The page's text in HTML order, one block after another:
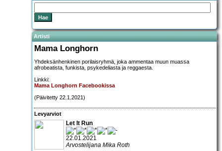
Artisti
Mama Longhorn
Yhdeksänhenkinen porilaisryhmä, joka ammentaa muun muassa
afrobeatista, funkista, psykedeliasta ja reggaesta.
Linkki:
Mama Longhorn Facebookissa
(Päivitetty 22.1.2021)
Levyarviot
Let It Run
22.01.2021
Arvostelijana Mika Roth